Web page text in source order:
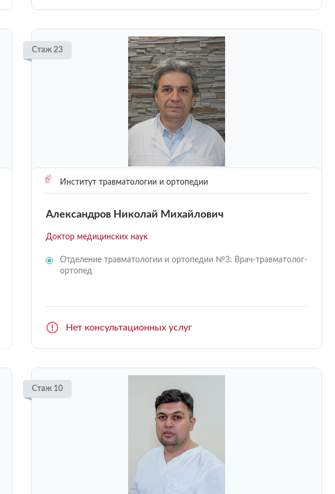
Стаж 23
Институт травматологии и ортопедии
Александров Николай Михайлович
Доктор медицинских наук
Отделение травматологии и ортопедии №3: Врач-травматолог-
ортопед
Нет консультационных услуг
Стаж 10